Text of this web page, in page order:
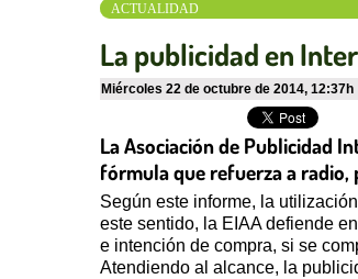
ACTUALIDAD
La publicidad en
miércoles 22 de octubre de 2014, 12:37h
La Asociación de Publicidad
fórmula que refuerza a radio,
Según este informe, la
este sentido, la EIAA defiende
e intención de compra, si se
Atendiendo al alcance, la